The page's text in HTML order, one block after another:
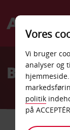
Welcome
AvisBilleje
Vores
Vi bruger
analyser og
politik
på